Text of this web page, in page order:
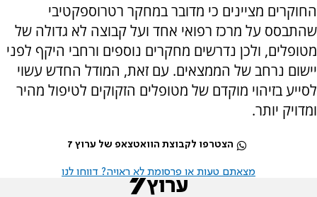
החוקרים מציינים כי מדובר במחקר רטרוספקטיבי
שהתבסס על מרכז רפואי אחד ועל קבוצה לא גדולה של
מטופלים, ולכן נדרשים מחקרים נוספים ורחבי היקף לפני
יישום נרחב של הממצאים. עם זאת, המודל החדש עשוי
לסייע בזיהוי מוקדם של מטופלים הזקוקים לטיפול מהיר
ומדויק יותר.
הצטרפו לקבוצת הוואטצאפ של ערוץ 7
מצאתם טעות או פרסומת לא ראויה? דווחו לנו